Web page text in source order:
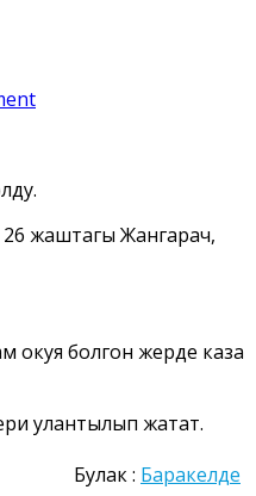
26 жаштагы Жангарач,
окуя болгон жерде каза
улантылып жатат.
Булак : Баракелде